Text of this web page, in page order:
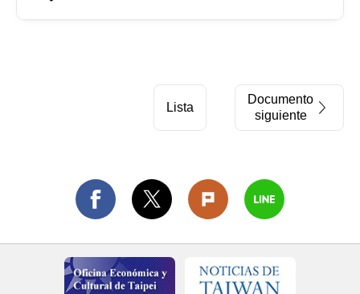
Lista
Documento
siguiente